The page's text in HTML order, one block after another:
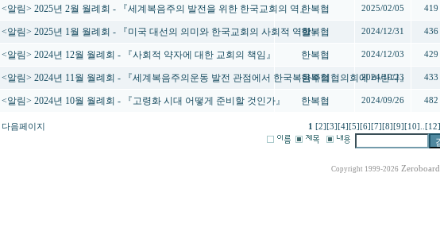
<알림> 2025년 2월 월례회 - 『세계복음주의 발전을 위한 한국교회의 역』한복협 2025/02/05 419
<알림> 2025년 1월 월례회 - 『미국 대선의 의미와 한국교회의 사회적 역할』
한복협 2024/12/31 436
<알림> 2024년 12월 월례회 - 『사회적 약자에 대한 교회의 책임』 한복협 2024/12/03 429
<알림> 2024년 11월 월례회 - 『세계복음주의운동 발전 관점에서 한국복음주의협의회에 바란다』
한복협 2024/10/23 433
<알림> 2024년 10월 월례회 - 『고령화 시대 어떻게 준비할 것인가』 한복협 2024/09/26 482
다음페이지 1 [2] [3] [4] [5] [6] [7] [8] [9] [10] [12]
Copyright 1999-2026 Zeroboard